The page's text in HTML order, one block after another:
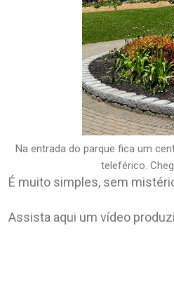
Na entrada do parque fica um
teleférico.
É muito simples, sem
Assista aqui um vídeo